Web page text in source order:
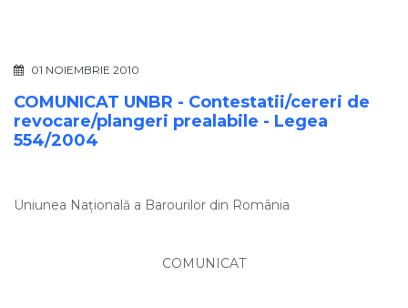
01 NOIEMBRIE 2010
COMUNICAT UNBR - Contestatii/cereri de
revocare/plangeri prealabile - Legea
554/2004
Uniunea Naţională a Barourilor din România
COMUNICAT